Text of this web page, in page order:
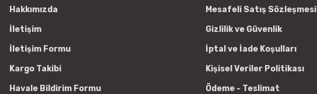
Hakkımızda
İletişim
İletişim Formu
Kargo Takibi
Havale Bildirim Formu
Mesafeli Satış Sözleşmesi
Gizlilik ve Güvenlik
İptal ve İade Koşulları
Kişisel Veriler Politikası
Ödeme - Teslimat